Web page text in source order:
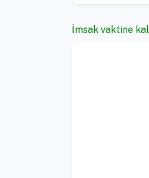
İmsak vaktine